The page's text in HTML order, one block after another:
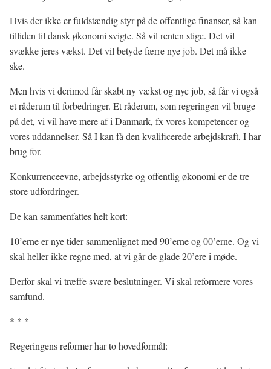
Hvis der ikke er fuldstændig styr på de offentlige finanser, så kan
tilliden til dansk økonomi svigte. Så vil renten stige. Det vil
svække jeres vækst. Det vil betyde færre nye job. Det må ikke
ske.
Men hvis vi derimod får skabt ny vækst og nye job, så får vi også
et råderum til forbedringer. Et råderum, som regeringen vil bruge
på det, vi vil have mere af i Danmark, fx vores kompetencer og
vores uddannelser. Så I kan få den kvalificerede arbejdskraft, I har
brug for.
Konkurrenceevne, arbejdsstyrke og offentlig økonomi er de tre
store udfordringer.
De kan sammenfattes helt kort:
10’erne er nye tider sammenlignet med 90’erne og 00’erne. Og vi
skal heller ikke regne med, at vi går de glade 20’ere i møde.
Derfor skal vi træffe svære beslutninger. Vi skal reformere vores
samfund.
* * *
Regeringens reformer har to hovedformål: